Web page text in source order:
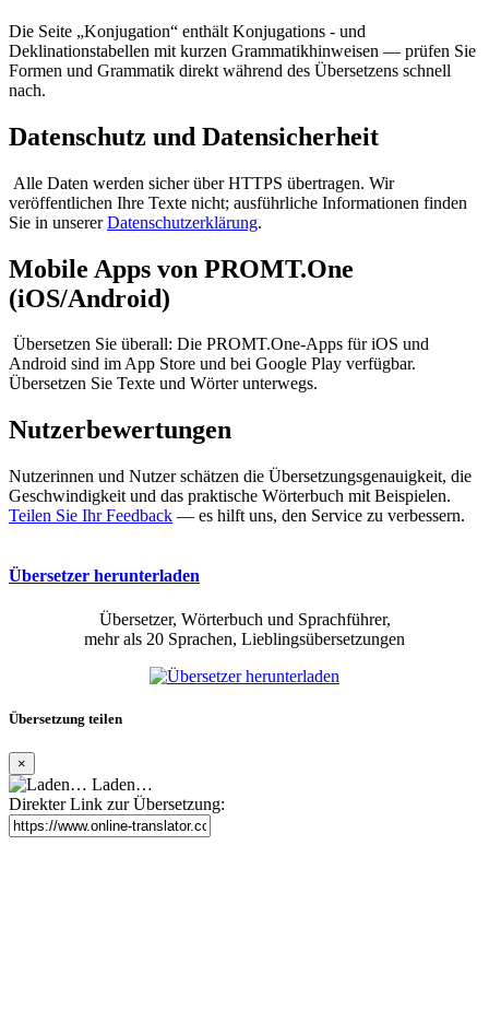
Die Seite „Konjugation“ enthält Konjugations - und
Deklinationstabellen mit kurzen Grammatikhinweisen — prüfen Sie
Formen und Grammatik direkt während des Übersetzens schnell
nach.
Datenschutz und Datensicherheit
Alle Daten werden sicher über HTTPS übertragen. Wir
veröffentlichen Ihre Texte nicht; ausführliche Informationen finden
Sie in unsererDatenschutzerklärung.
Mobile Apps von PROMT.One
(iOS/Android)
Übersetzen Sie überall: Die PROMT.One-Apps für iOS und
Android sind im App Store und bei Google Play verfügbar.
Übersetzen Sie Texte und Wörter unterwegs.
Nutzerbewertungen
Nutzerinnen und Nutzer schätzen die Übersetzungsgenauigkeit, die
Geschwindigkeit und das praktische Wörterbuch mit Beispielen.
Teilen Sie Ihr Feedback — es hilft uns, den Service zu verbessern.
Übersetzer herunterladen
Übersetzer, Wörterbuch und Sprachführer,
mehr als 20 Sprachen, Lieblingsübersetzungen
Übersetzung teilen
×
Laden…
Direkter Link zur Übersetzung: